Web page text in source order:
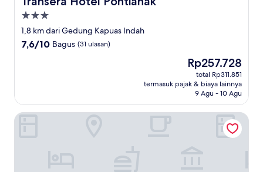
Properti
bintang
3.0
1,8 km dari Gedung Kapuas Indah
7.6
7,6/10 Bagus (31 ulasan)
Harga
sekarang
Rp257.728
Rp257.728
total Rp311.851
termasuk pajak & biaya lainnya
9 Agu - 10 Agu
Orchardz Hotel Gajahmada Pontianak